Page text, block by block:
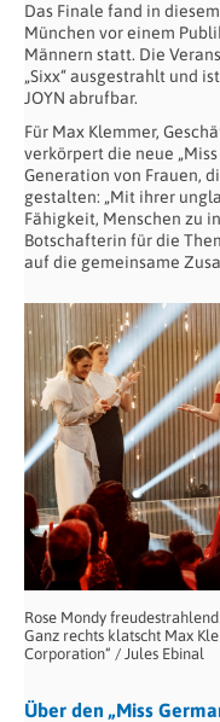
Das Finale fand in
München vor einem
Männern statt. Die
„Sixx“ ausgestrahlt und
JOYN abrufbar.
Für Max Klemmer,
verkörpert die neue
Generation von Frauen,
gestalten: „Mit ihrer
Fähigkeit, Menschen zu
Botschafterin für die
auf die gemeinsame
Rose Mondy
Ganz rechts klatscht Max
Corporation“ / Jules Ebinal
Über den „Miss